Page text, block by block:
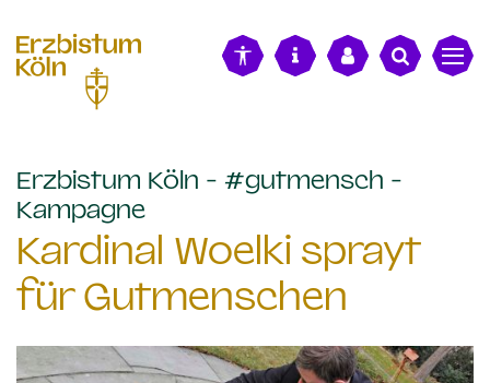
Erzbistum Köln - #gutmensch -
Kampagne:
Kardinal Woelki sprayt
für Gutmenschen